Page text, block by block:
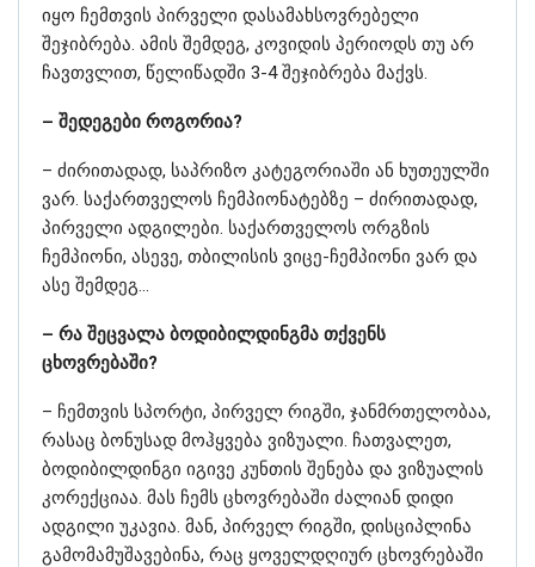
იყო ჩემთვის პირველი დასამახსოვრებელი
შეჯიბრება. ამის შემდეგ, კოვიდის პერიოდს თუ არ
ჩავთვლით, წელიწადში 3-4 შეჯიბრება მაქვს.
– შედეგები როგორია?
– ძირითადად, საპრიზო კატეგორიაში ან ხუთეულში
ვარ. საქართველოს ჩემპიონატებზე – ძირითადად,
პირველი ადგილები. საქართველოს ორგზის
ჩემპიონი, ასევე, თბილისის ვიცე-ჩემპიონი ვარ და
ასე შემდეგ…
– რა შეცვალა ბოდიბილდინგმა თქვენს
ცხოვრებაში?
– ჩემთვის სპორტი, პირველ რიგში, ჯანმრთელობაა,
რასაც ბონუსად მოჰყვება ვიზუალი. ჩათვალეთ,
ბოდიბილდინგი იგივე კუნთის შენება და ვიზუალის
კორექციაა. მას ჩემს ცხოვრებაში ძალიან დიდი
ადგილი უკავია. მან, პირველ რიგში, დისციპლინა
გამომამუშავებინა, რაც ყოველდღიურ ცხოვრებაში